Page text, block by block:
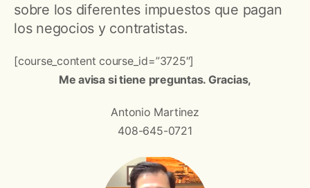
sobre los diferentes impuestos que pagan
los negocios y contratistas.
[course_content course_id=”3725″]
Me avisa si tiene preguntas. Gracias,
Antonio Martinez
408-645-0721